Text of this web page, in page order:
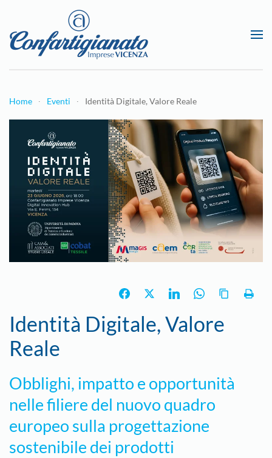
Passa al contenuto principale
Home Eventi Identità Digitale, Valore Reale
Identità Digitale, Valore
Reale
Obblighi, impatto e opportunità
nelle filiere del nuovo quadro
europeo sulla progettazione
sostenibile dei prodotti